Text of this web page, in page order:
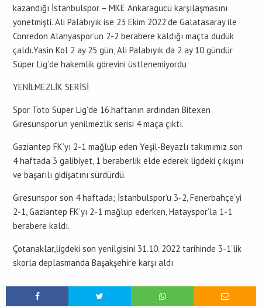
kazandığı İstanbulspor – MKE Ankaragücü karşılaşmasını
yönetmişti. Ali Palabıyık ise 23 Ekim 2022’de Galatasaray ile
Conredon Alanyaspor’un 2-2 berabere kaldığı maçta düdük
çaldı.Yasin Kol 2 ay 25 gün, Ali Palabıyık da 2 ay 10 gündür
Süper Lig’de hakemlik görevini üstlenemiyordu
YENİLMEZLİK SERİSİ
Spor Toto Süper Lig’de 16.haftanın ardından Bitexen
Giresunspor’un yenilmezlik serisi 4 maça çıktı.
Gaziantep FK’yı 2-1 mağlup eden Yeşil-Beyazlı takımımız son
4 haftada 3 galibiyet, 1 beraberlik elde ederek ligdeki çıkışını
ve başarılı gidişatını sürdürdü.
Giresunspor son 4 haftada; İstanbulspor’u 3-2, Fenerbahçe’yi
2-1, Gaziantep FK’yı 2-1 mağlup ederken, Hatayspor’la 1-1
berabere kaldı.
Çotanaklar,ligdeki son yenilgisini 31.10. 2022 tarihinde 3-1’lik
skorla deplasmanda Başakşehir’e karşı aldı